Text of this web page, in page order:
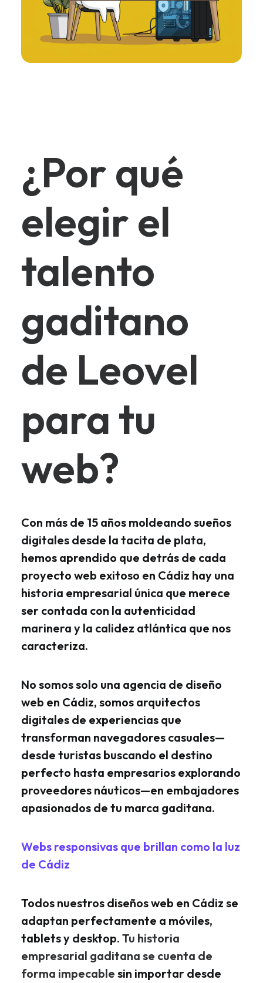
¿Por qué
elegir el
talento
gaditano
de Leovel
para tu
web?
Con más de 15 años moldeando sueños
digitales desde la tacita de plata,
hemos aprendido que detrás de cada
proyecto web exitoso en Cádiz hay una
historia empresarial única que merece
ser contada con la autenticidad
marinera y la calidez atlántica que nos
caracteriza.
No somos solo una agencia de diseño
web en Cádiz, somos arquitectos
digitales de experiencias que
transforman navegadores casuales—
desde turistas buscando el destino
perfecto hasta empresarios explorando
proveedores náuticos—en embajadores
apasionados de tu marca gaditana.
Webs responsivas que brillan como la luz
de Cádiz
Todos nuestros diseños web en Cádiz se
adaptan perfectamente a móviles,
tablets y desktop. Tu historia
empresarial gaditana se cuenta de
forma impecable sin importar desde